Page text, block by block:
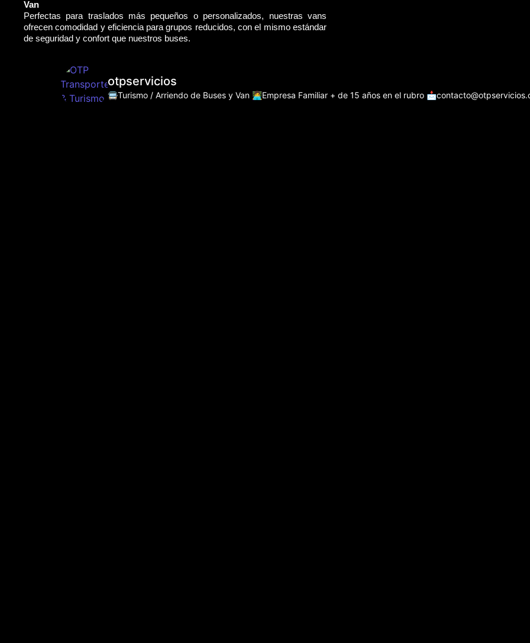
Van
Perfectas para traslados más pequeños o personalizados, nuestras vans
ofrecen comodidad y eficiencia para grupos reducidos, con el mismo estándar
de seguridad y confort que nuestros buses.
otpservicios
🚍Turismo / Arriendo de Buses y Van 👩‍💻Empresa Familiar + de 15 años en el rubro